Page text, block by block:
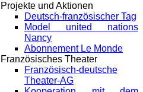
Projekte und Aktionen
Deutsch-französischer Tag
Model united nations
Nancy
Abonnement Le Monde
Französisches Theater
Französisch-deutsche
Theater-AG